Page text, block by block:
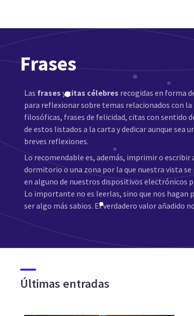
Frases
Las frases ycitas célebres recogidas en forma
para reflexionar sobre temas relacionados con
filosóficas, frases de felicidad, citas con sentido
de estos listados a la carta y dedicar aunque sea
breves reflexiones.
Lo recomendable es, además, imprimir o escribir
dormitorio o una zona por la que nuestra vista
en alguno de nuestros dispositivos electrónicos
Lo importante no es leerlas, sino que nos hagan
ser algo más sabios. El verdadero valor añadido
Últimas entradas